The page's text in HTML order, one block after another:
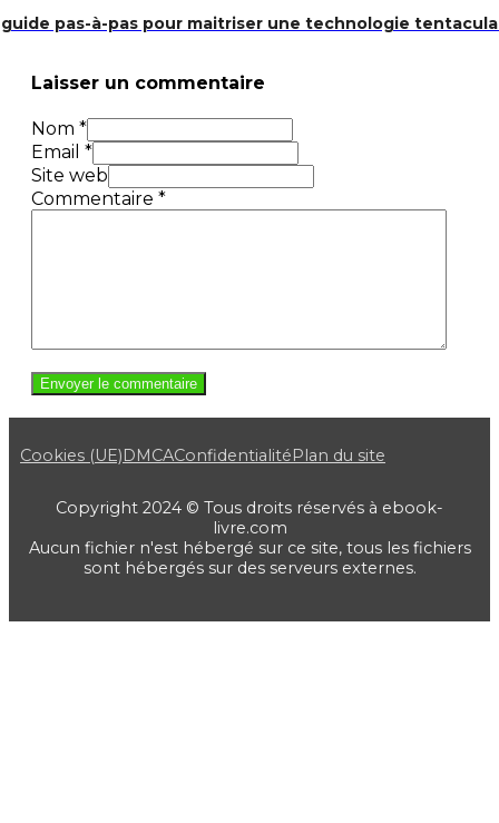
pas-à-pas pour maitriser une technologie
Laisser un commentaire
Nom *
Email *
Site web
Commentaire *
Cookies (UE)DMCAConfidentialitéPlan du site
Copyright 2024 © Tous droits réservés à ebook-
livre.com
Aucun fichier n'est hébergé sur ce site, tous les fichiers
sont hébergés sur des serveurs externes.